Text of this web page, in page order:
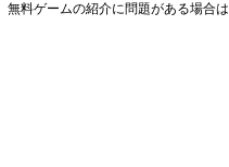
無料ゲームの紹介に問題がある場合